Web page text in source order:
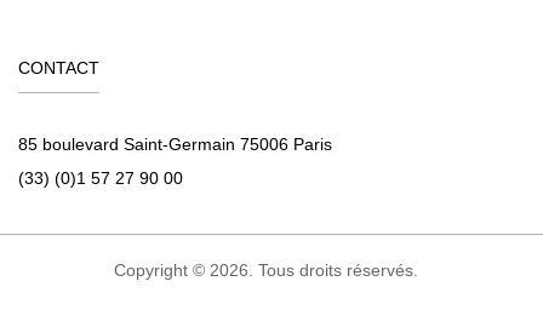
CONTACT
85 boulevard Saint-Germain 75006 Paris
(33) (0)1 57 27 90 00
Copyright © 2026. Tous droits réservés.